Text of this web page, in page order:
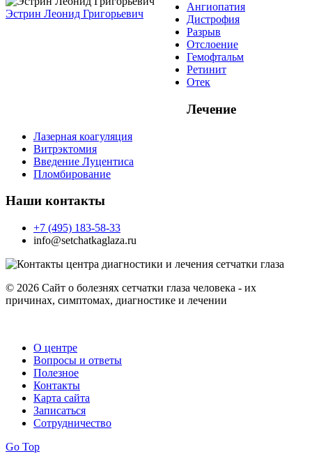
Эстрин Леонид Григорьевич
Ангиопатия
Дистрофия
Разрыв
Отслоение
Гемофтальм
Ретинит
Отек
Лечение
Лазерная коагуляция
Витрэктомия
Введение Луцентиса
Пломбирование
Наши контакты
+7 (495) 183-58-33
info@setchatkaglaza.ru
© 2026 Сайт о болезнях сетчатки глаза человека - их
причинах, симптомах, диагностике и лечении
О центре
Вопросы и ответы
Полезное
Контакты
Карта сайта
Записаться
Сотрудничество
Go Top